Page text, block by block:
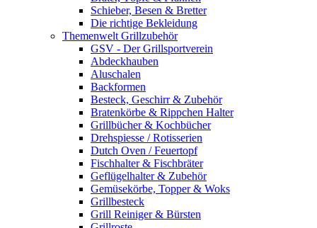
Schieber, Besen & Bretter
Die richtige Bekleidung
Themenwelt Grillzubehör
GSV - Der Grillsportverein
Abdeckhauben
Aluschalen
Backformen
Besteck, Geschirr & Zubehör
Bratenkörbe & Rippchen Halter
Grillbücher & Kochbücher
Drehspiesse / Rotisserien
Dutch Oven / Feuertopf
Fischhalter & Fischbräter
Geflügelhalter & Zubehör
Gemüsekörbe, Topper & Woks
Grillbesteck
Grill Reiniger & Bürsten